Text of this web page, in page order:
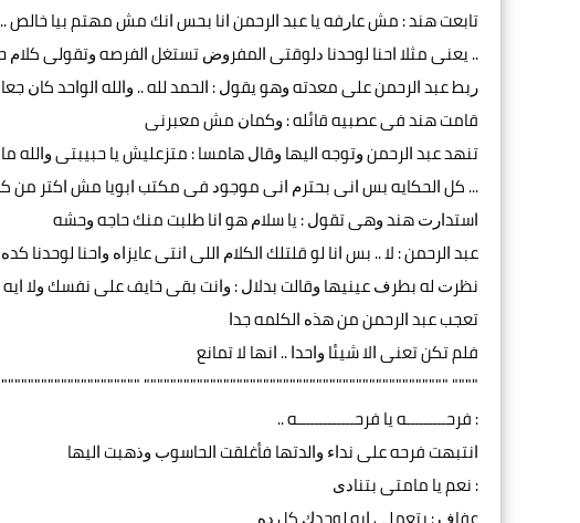
ﺗﺎﺑﻌﺖ ﻫﻨﺪ : ﻣﺶ ﻋﺎﺭﻓﻪ ﻳﺎ ﻋﺒﺪ ﺍﻟﺮﺣﻤﻦ ﺍﻧﺎ ﺑﺤﺲ ﺍﻧﻚ ﻣﺶ ﻣﻬﺘﻢ ﺑﻴﺎ ﺧﺎﻟﺺ
.. ﻳﻌﻨﻰ ﻣﺜﻼ ﺍﺣﻨﺎ ﻟﻮﺣﺪﻧﺎ ﺩﻟﻮﻗﺘﻰ ﺍﻟﻤﻔﺮﻭﺽ ﺗﺴﺘﻐﻞ ﺍﻟﻔﺮﺻﻪ ﻭﺗﻘﻮﻟﻰ
ﺭﺑﻂ ﻋﺒﺪ ﺍﻟﺮﺣﻤﻦ ﻋﻠﻰ ﻣﻌﺪﺗﻪ ﻭﻫﻮ ﻳﻘﻮﻝ : ﺍﻟﺤﻤﺪ ﻟﻠﻪ .. ﻭﺍﻟﻠﻪ ﺍﻟﻮﺍﺣﺪ ﻛﺎﻥ
ﻗﺎﻣﺖ ﻫﻨﺪ ﻓﻰ ﻋﺼﺒﻴﻪ ﻗﺎﺋﻠﻪ : ﻭﻛﻤﺎﻥ ﻣﺶ ﻣﻌﺒﺮﻧﻰ
ﺗﻨﻬﺪ ﻋﺒﺪ ﺍﻟﺮﺣﻤﻦ ﻭﺗﻮﺟﻪ ﺍﻟﻴﻬﺎ ﻭﻗﺎﻝ ﻫﺎﻣﺴﺎ : ﻣﺘﺰﻋﻠﻴﺶ ﻳﺎ ﺣﺒﻴﺒﺘﻰ ﻭﺍﻟﻠﻪ
... ﻛﻞ ﺍﻟﺤﻜﺎﻳﻪ ﺑﺲ ﺍﻧﻰ ﺑﺤﺘﺮﻡ ﺍﻧﻰ ﻣﻮﺟﻮﺩ ﻓﻰ ﻣﻜﺘﺐ ﺍﺑﻮﻳﺎ ﻣﺶ ﺍﻛﺘﺮ ﻣﻦ
ﺍﺳﺘﺪﺍﺭﺕ ﻫﻨﺪ ﻭﻫﻰ ﺗﻘﻮﻝ : ﻳﺎ ﺳﻼﻡ ﻫﻮ ﺍﻧﺎ ﻃﻠﺒﺖ ﻣﻨﻚ ﺣﺎﺟﻪ ﻭﺣﺸﻪ
ﻋﺒﺪ ﺍﻟﺮﺣﻤﻦ : ﻻ .. ﺑﺲ ﺍﻧﺎ ﻟﻮ ﻗﻠﺘﻠﻚ ﺍﻟﻜﻼﻡ ﺍﻟﻠﻰ ﺍﻧﺘﻰ ﻋﺎﻳﺰﺍﻩ ﻭﺍﺣﻨﺎ
ﻧﻈﺮﺕ ﻟﻪ ﺑﻄﺮﻑ ﻋﻴﻨﻴﻬﺎ ﻭﻗﺎﻟﺖ ﺑﺪﻻﻝ : ﻭﺍﻧﺖ ﺑﻘﻰ ﺧﺎﻳﻒ ﻋﻠﻰ ﻧﻔﺴﻚ ﻭﻻ ﺍﻳﻪ
ﺗﻌﺠﺐ ﻋﺒﺪ ﺍﻟﺮﺣﻤﻦ ﻣﻦ ﻫﺬﻩ ﺍﻟﻜﻠﻤﻪ ﺟﺪﺍ
ﻓﻠﻢ ﺗﻜﻦ ﺗﻌﻨﻰ ﺍﻻ ﺷﻴﺌﺎ ﻭﺍﺣﺪﺍ .. ﺍﻧﻬﺎ ﻻ ﺗﻤﺎﻧﻊ
"""""""""""""""""""""""""""""""""""""""""""""" """"""""""""""""""""""""
: ﻓﺮﺣـــــــــﻪ ﻳﺎ ﻓﺮﺣـــــــــــــﻪ ..
ﺍﻧﺘﺒﻬﺖ ﻓﺮﺣﻪ ﻋﻠﻰ ﻧﺪﺍﺀ ﻭﺍﻟﺪﺗﻬﺎ ﻓﺄﻏﻠﻘﺖ ﺍﻟﺤﺎﺳﻮﺏ ﻭﺫﻫﺒﺖ ﺍﻟﻴﻬﺎ
: ﻧﻌﻢ ﻳﺎ ﻣﺎﻣﺘﻰ ﺑﺘﻨﺎﺩﻯ